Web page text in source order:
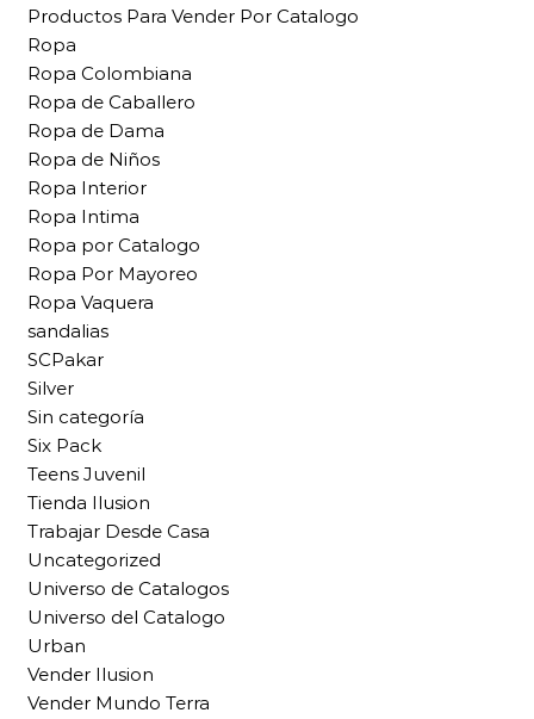
Productos Para Vender Por Catalogo
Ropa
Ropa Colombiana
Ropa de Caballero
Ropa de Dama
Ropa de Niños
Ropa Interior
Ropa Intima
Ropa por Catalogo
Ropa Por Mayoreo
Ropa Vaquera
sandalias
SCPakar
Silver
Sin categoría
Six Pack
Teens Juvenil
Tienda Ilusion
Trabajar Desde Casa
Uncategorized
Universo de Catalogos
Universo del Catalogo
Urban
Vender Ilusion
Vender Mundo Terra